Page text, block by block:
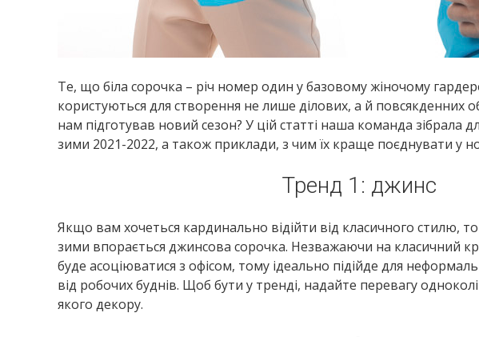
Те, що біла сорочка – річ номер один у базовому жіночому
користуються для створення не лише ділових, а й повсякденних
нам підготував новий сезон? У цій статті наша команда зібрала
зими 2021-2022, а також приклади, з чим їх краще поєднувати у
Тренд 1: джинс
Якщо вам хочеться кардинально відійти від класичного стилю,
зими впорається джинсова сорочка. Незважаючи на класичний
буде асоціюватися з офісом, тому ідеально підійде для
від робочих буднів. Щоб бути у тренді, надайте перевагу
якого декору.